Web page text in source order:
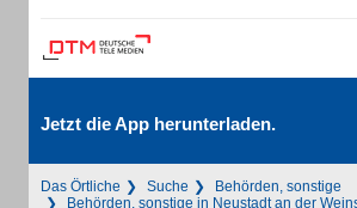
Jetzt die App herunterladen.
Das Örtliche Suche
Behörden, sonstige
Behörden, sonstige in Neustadt an der